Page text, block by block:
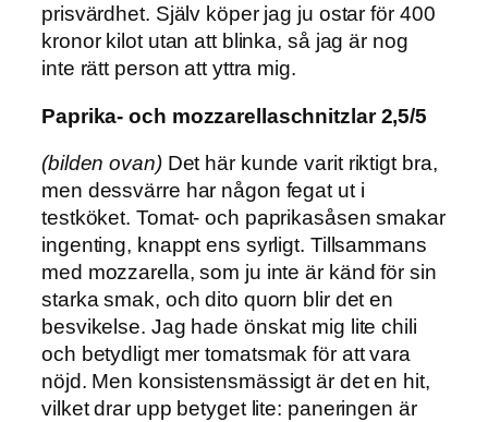
prisvärdhet. Själv köper jag ju ostar för 400
kronor kilot utan att blinka, så jag är nog
inte rätt person att yttra mig.
Paprika- och mozzarellaschnitzlar 2,5/5
(bilden ovan)Det här kunde varit riktigt bra,
men dessvärre har någon fegat ut i
testköket. Tomat- och paprikasåsen smakar
ingenting, knappt ens syrligt. Tillsammans
med mozzarella, som ju inte är känd för sin
starka smak, och dito quorn blir det en
besvikelse. Jag hade önskat mig lite chili
och betydligt mer tomatsmak för att vara
nöjd. Men konsistensmässigt är det en hit,
vilket drar upp betyget lite: paneringen är